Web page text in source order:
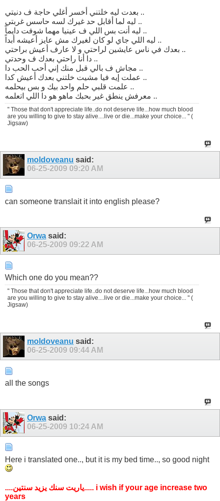
بعدت ليه خلتني أخسر أغلي حاجة ف دنيتي ..
ليه لما أقابل حد غيرك لسه حاسس غربتي ..
ليه أنت بس اللي ف عينيا مهما شوفت دايماً ..
ليه اللي جاي لو كان لغيرك مش عايز أعيشه أبداً ..
بعدك في ناس عايشين لراحتي و لا عارف أعيش براحتي ..
دا أنا راحتي بعدك ف وحدتي ..
مجاش ف بالي قبل منك إني أحب الحب دا ..
عملت إيه فيا مشيت خلتني بعدك أعيش كدا ..
علمت قلبي حلم واحد بيك و بس بيحلمه ..
معرفش ينطق غير بحبك ماهو هو دا اللي اتعلمه ..
" Those that don't appreciate life..do not deserve life...how much blood
are you willing to give to stay alive....live or die...make your choice... " (
Jigsaw)
moldoveanu said:
06-25-2009 09:20 AM
can someone translait it into english please?
Orwa said:
06-25-2009 09:22 AM
Which one do you mean??
" Those that don't appreciate life..do not deserve life...how much blood
are you willing to give to stay alive....live or die...make your choice... " (
Jigsaw)
moldoveanu said:
06-25-2009 09:44 AM
all the songs
Orwa said:
06-25-2009 10:24 AM
Here i translated one.., but it is my bed time.., so good night
....ياريت سنك يزيد سنتين..... i wish if your age increase two
years